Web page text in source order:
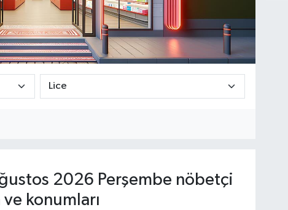
2026 Perşembe nöbetçi
konumları